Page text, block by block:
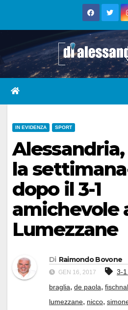
IN EVIDENZA SPORT
la
dopo il 3-1
amichevole
Lumezzane
Di Raimondo Bovone
GEN 16, 2017 3-
braglia, de paola,
lumezzane, nicco,